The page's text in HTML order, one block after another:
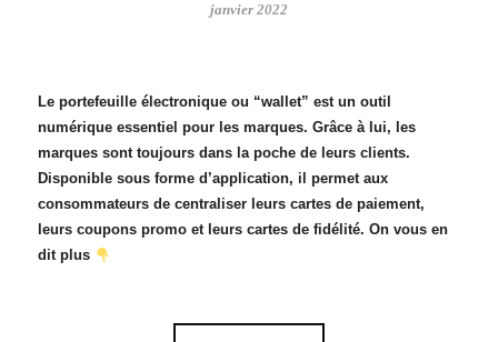
janvier 2022
Le portefeuille électronique ou “wallet” est un outil
numérique essentiel pour les marques. Grâce à lui, les
marques sont toujours dans la poche de leurs clients.
Disponible sous forme d’application, il permet aux
consommateurs de centraliser leurs cartes de paiement,
leurs coupons promo et leurs cartes de fidélité. On vous en
dit plus